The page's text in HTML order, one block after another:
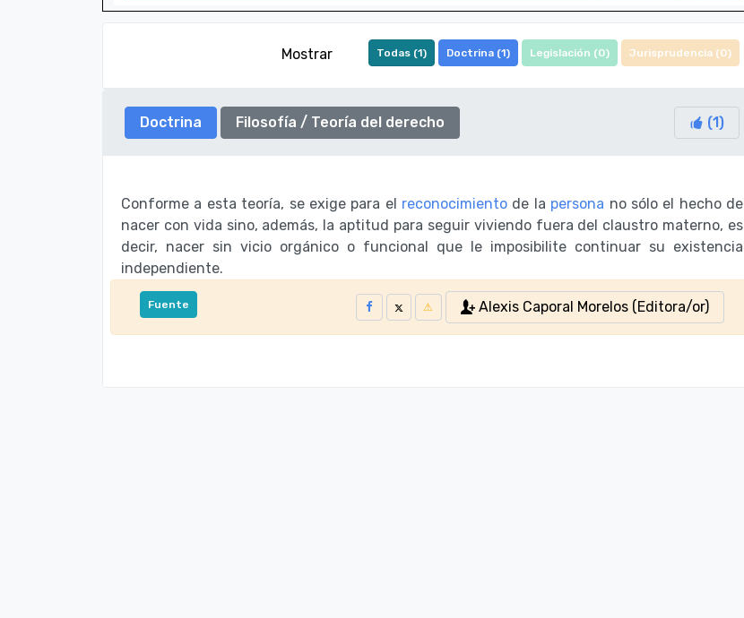
Mostrar Todas (1) Doctrina (1) Legislación (0) Jurisprudencia (0)
Doctrina Filosofí­a / Teorí­a del derecho (1)
Conforme a esta teoría, se exige para el reconocimiento de la persona no sólo el hecho de
nacer con vida sino, además, la aptitud para seguir viviendo fuera del claustro materno, es
decir, nacer sin vicio orgánico o funcional que le imposibilite continuar su existencia
independiente.
Fuente Alexis Caporal Morelos (Editora/or)